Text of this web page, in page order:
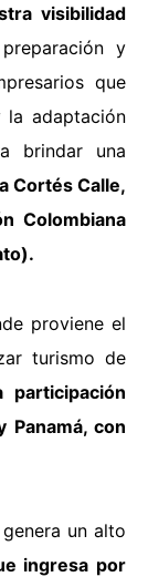
visibilidad
y
que
adaptación
brindar una
Cortés Calle,
Colombiana
proviene el
turismo de
participación
Panamá, con
un alto
ingresa por